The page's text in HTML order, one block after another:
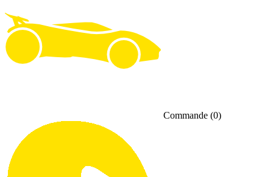
Commande (0)